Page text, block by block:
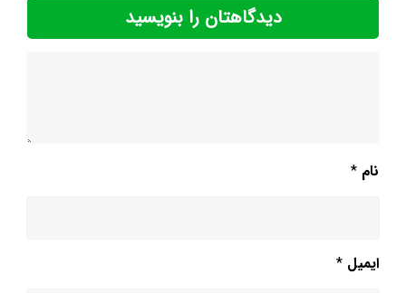
دیدگاهتان را بنویسید
نام *
ایمیل *